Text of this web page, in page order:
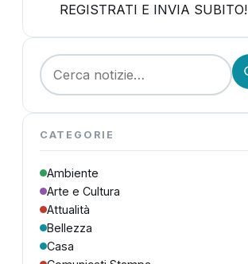
REGISTRATI E INVIA SUBITO!
Cerca:
CATEGORIE
Ambiente
Arte e Cultura
Attualità
Bellezza
Casa